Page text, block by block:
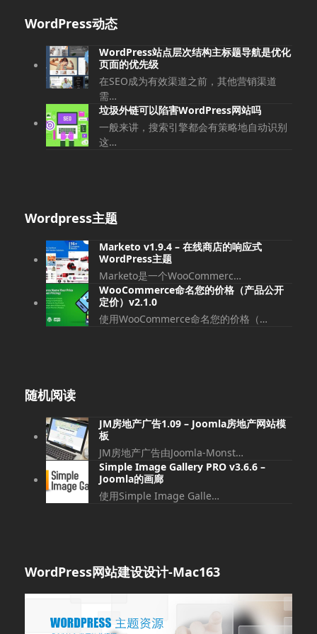
文WordPress动态
WordPress站点层次结构主标题导航是优化
页面的优先级
在SEO成为有效渠道之前，其他营销渠道
需…
垃圾外链可以陷害WordPress网站吗
一般来讲，搜索引擎都会有策略地自动识别
这…
Wordpress主题
Marketo v1.9.4 – 在线商店的响应式
WordPress主题
Marketo是一个WooCommerc…
WooCommerce命名您的价格（产品公开
定价）v2.1.0
使用WooCommerce命名您的价格（…
随机阅读
JM房地产广告1.09 – Joomla房地产网站模
板
JM房地产广告由Joomla-Monst…
Simple Image Gallery PRO v3.6.6 –
Joomla的画廊
使用Simple Image Galle…
WordPress网站建设设计-Mac163